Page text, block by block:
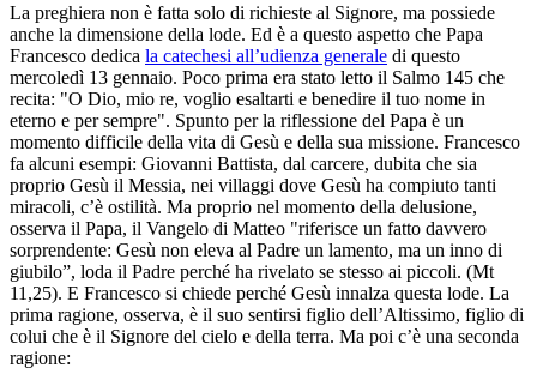
La preghiera non è fatta solo di richieste al Signore, ma possiede
anche la dimensione della lode. Ed è a questo aspetto che Papa
Francesco dedica la catechesi all’udienza generale di questo
mercoledì 13 gennaio. Poco prima era stato letto il Salmo 145 che
recita: "O Dio, mio re, voglio esaltarti e benedire il tuo nome in
eterno e per sempre". Spunto per la riflessione del Papa è un
momento difficile della vita di Gesù e della sua missione. Francesco
fa alcuni esempi: Giovanni Battista, dal carcere, dubita che sia
proprio Gesù il Messia, nei villaggi dove Gesù ha compiuto tanti
miracoli, c’è ostilità. Ma proprio nel momento della delusione,
osserva il Papa, il Vangelo di Matteo "riferisce un fatto davvero
sorprendente: Gesù non eleva al Padre un lamento, ma un inno di
giubilo”, loda il Padre perché ha rivelato se stesso ai piccoli. (Mt
11,25). E Francesco si chiede perché Gesù innalza questa lode. La
prima ragione, osserva, è il suo sentirsi figlio dell’Altissimo, figlio di
colui che è il Signore del cielo e della terra. Ma poi c’è una seconda
ragione: